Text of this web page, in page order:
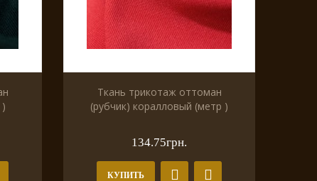
Ткань трикотаж оттоман
(рубчик) коралловый (метр )
134.75грн.
КУПИТЬ